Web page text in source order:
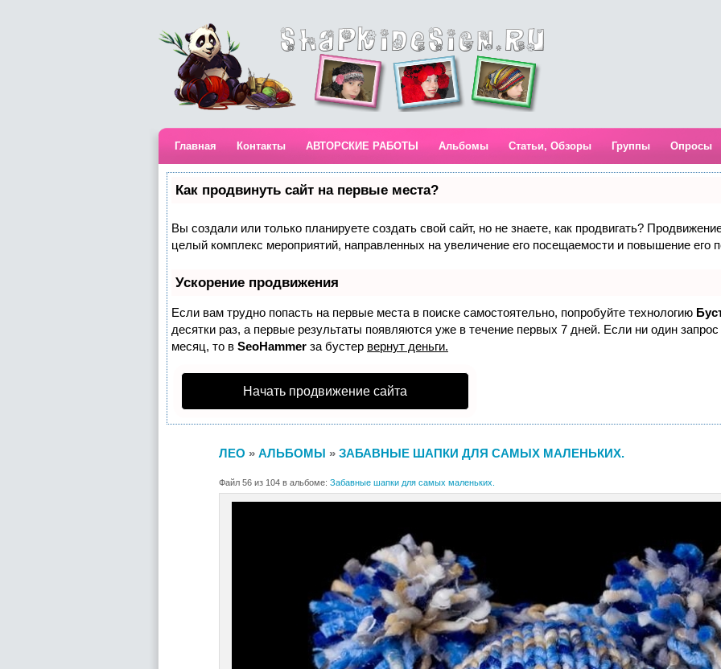
Главная Контакты АВТОРСКИЕ РАБОТЫ Альбомы Статьи, Обзоры Группы Опросы
Как продвинуть сайт на первые места?
Вы создали или только планируете создать свой сайт, но не знаете, как продвигать?
целый комплекс мероприятий, направленных на увеличение его посещаемости и повышение его
Ускорение продвижения
Если вам трудно попасть на первые места в поиске самостоятельно, попробуйте технологию
десятки раз, а первые результаты появляются уже в течение первых 7 дней. Если ни один
месяц, то в SeoHammer за бустер вернут деньги.
Начать продвижение сайта
ЛЕО » АЛЬБОМЫ » ЗАБАВНЫЕ ШАПКИ ДЛЯ САМЫХ МАЛЕНЬКИХ.
Файл 56 из 104 в альбоме: Забавные шапки для самых маленьких.